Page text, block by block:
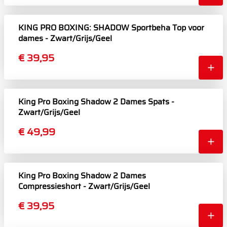
KING PRO BOXING: SHADOW Sportbeha Top voor
dames - Zwart/Grijs/Geel
€ 39,95
King Pro Boxing Shadow 2 Dames Spats -
Zwart/Grijs/Geel
€ 49,99
King Pro Boxing Shadow 2 Dames
Compressieshort - Zwart/Grijs/Geel
€ 39,95